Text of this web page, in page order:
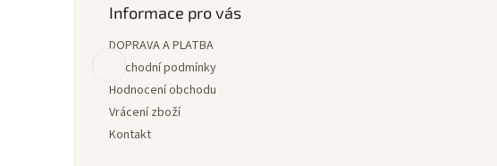
Informace pro vás
DOPRAVA A PLATBA
Obchodní podmínky
Hodnocení obchodu
Vrácení zboží
Kontakt